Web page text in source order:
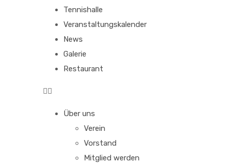
Tennishalle
Veranstaltungskalender
News
Galerie
Restaurant
Über uns
Verein
Vorstand
Mitglied werden